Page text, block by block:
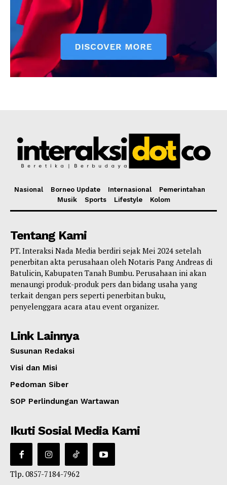
Nasional Borneo Update Internasional
Pemerintahan
Musik
Sports Lifestyle Kolom
Tentang Kami
PT. Interaksi Nada Media berdiri sejak Mei 2024 setelah
penerbitan akta perusahaan oleh Notaris Pang Andreas di
Batulicin, Kabupaten Tanah Bumbu. Perusahaan ini akan
menaungi produk-produk pers dan bidang usaha yang
terkait dengan pers seperti penerbitan buku,
penyelenggara acara atau event organizer.
Link Lainnya
Susunan Redaksi
Visi dan Misi
Pedoman Siber
SOP Perlindungan Wartawan
Ikuti Sosial Media Kami
Tlp. 0857-7184-7962